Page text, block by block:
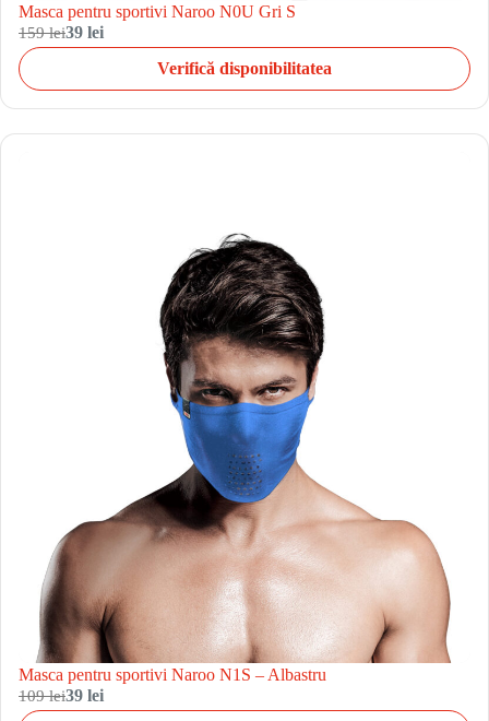
Masca pentru sportivi Naroo N0U Gri S
159 lei39 lei
Verifică disponibilitatea
Masca pentru sportivi Naroo N1S – Albastru
109 lei39 lei